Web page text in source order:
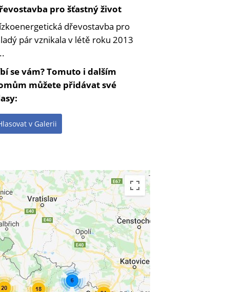
pro šťastný život
dřevostavba pro
pár vznikala v létě roku 2013
se vám? Tomuto i dalším
můžete přidávat své
v Galerii